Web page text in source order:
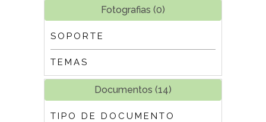
Fotografias (0)
SOPORTE
TEMAS
Documentos (14)
TIPO DE DOCUMENTO